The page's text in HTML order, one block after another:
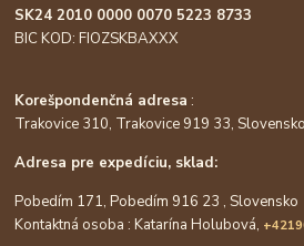
SK24 2010 0000 0070 5223 8733
BIC KOD: FIOZSKBAXXX
Korešpondenčná adresa :
Trakovice 310, Trakovice 919 33, Slovensko
Adresa pre expedíciu, sklad:
Pobedím 171, Pobedím 916 23 , Slovensko
Kontaktná osoba : Katarína Holubová,